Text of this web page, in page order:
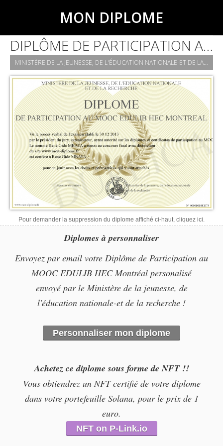
MON DIPLOME
DIPLÔME DE PARTICIPATION AU MOOC EDULIB HEC MONTRÉAL
MINISTÈRE DE LA JEUNESSE, DE L'ÉDUCATION NATIONALE-ET DE LA RECHERCHE
Pour demander la suppression du diplome affiché ci-haut, cliquez ici.
Diplomes à personnaliser
Envoyez par email votre Diplôme de Participation au
MOOC EDULIB HEC Montréal personalisé
envoyé par le Ministère de la jeunesse, de
l'éducation nationale-et de la recherche !
Personnaliser mon diplome
Achetez ce diplome sous forme de NFT !!
Vous obtiendrez un NFT certifié de votre diplome
dans votre portefeuille Solana, pour le prix de 1
euro.
NFT on P-Link.io